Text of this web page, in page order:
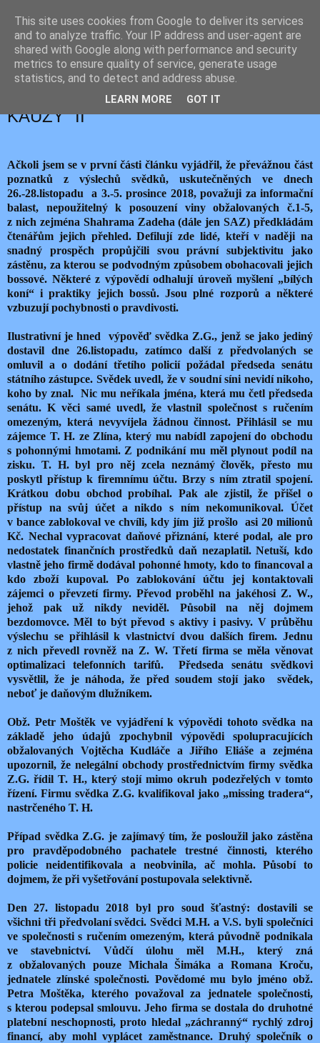
JEMELIK ZDENĚK
úterý 25. prosince 2018
SKOMÍRÁNÍ „VELKÉ DAŇOVÉ
KAUZY“ II
Ačkoli jsem se v první části článku vyjádřil, že převážnou část
poznatků z výslechů svědků, uskutečněných ve dnech
26.-28.listopadu a 3.-5. prosince 2018, považuji za informační
balast, nepoužitelný k posouzení viny obžalovaných č.1-5,
z nich zejména Shahrama Zadeha (dále jen SAZ) předkládám
čtenářům jejich přehled. Defilují zde lidé, kteří v naději na
snadný prospěch propůjčili svou právní subjektivitu jako
zástěnu, za kterou se podvodným způsobem obohacovali jejich
bossové. Některé z výpovědí odhalují úroveň myšlení „bílých
koní“ i praktiky jejich bossů. Jsou plné rozporů a některé
vzbuzují pochybnosti o pravdivosti.
Ilustrativní je hned
výpověď svědka Z.G., jenž se jako jediný
dostavil dne 26.listopadu, zatímco další z předvolaných se
omluvil a o dodání třetího policií požádal předseda senátu
státního zástupce. Svědek uvedl, že v soudní síni nevidí nikoho,
koho by znal. Nic mu neříkala jména, která mu četl předseda
senátu. K věci samé uvedl, že vlastnil společnost s ručením
omezeným, která nevyvíjela žádnou činnost. Přihlásil se mu
zájemce T. H. ze Zlína, který mu nabídl zapojení do obchodu
s pohonnými hmotami. Z podnikání mu měl plynout podíl na
zisku. T. H. byl pro něj zcela neznámý člověk, přesto mu
poskytl přístup k firemnímu účtu. Brzy s ním ztratil spojení.
Krátkou dobu obchod probíhal. Pak ale zjistil, že přišel o
přístup na svůj účet a nikdo s ním nekomunikoval. Účet
v bance zablokoval ve chvíli, kdy jím již prošlo
asi 20 milionů
Kč. Nechal vypracovat daňové přiznání, které podal, ale pro
nedostatek finančních prostředků daň nezaplatil. Netuší, kdo
vlastně jeho firmě dodával pohonné hmoty, kdo to financoval a
kdo zboží kupoval. Po zablokování účtu jej kontaktovali
zájemci o převzetí firmy. Převod proběhl na jakéhosi Z. W.,
jehož pak už nikdy neviděl. Působil na něj dojmem
bezdomovce. Měl to být převod s aktivy i pasivy. V průběhu
výslechu se přihlásil k vlastnictví dvou dalších firem. Jednu
z nich převedl rovněž na Z. W. Třetí firma se měla věnovat
optimalizaci telefonních tarifů.
Předseda senátu svědkovi
vysvětlil, že je náhoda, že před soudem stojí jako
svědek,
neboť je daňovým dlužníkem.
Obž. Petr Moštěk ve vyjádření k výpovědi tohoto svědka na
základě jeho údajů zpochybnil výpovědi spolupracujících
obžalovaných Vojtěcha Kudláče a Jiřího Eliáše a zejména
upozornil, že nelegální obchody prostřednictvím firmy svědka
Z.G. řídil T. H., který stojí mimo okruh podezřelých v tomto
řízení. Firmu svědka Z.G. kvalifikoval jako „missing tradera“,
nastrčeného T. H.
Případ svědka Z.G. je zajímavý tím, že posloužil jako zástěna
pro pravděpodobného pachatele trestné činnosti, kterého
policie neidentifikovala a neobvinila, ač mohla. Působí to
dojmem, že při vyšetřování postupovala selektivně.
Den 27. listopadu 2018 byl pro soud šťastný: dostavili se
všichni tři předvolaní svědci. Svědci M.H. a V.S. byli společníci
ve společnosti s ručením omezeným, která původně podnikala
ve stavebnictví. Vůdčí úlohu měl M.H., který zná
z obžalovaných pouze Michala Šimáka a Romana Kroču,
jednatele zlínské společnosti. Povědomé mu bylo jméno obž.
Petra Moštěka, kterého považoval za jednatele společnosti,
s kterou podepsal smlouvu. Jeho firma se dostala do druhotné
platební neschopnosti, proto hledal „záchranný“ rychlý zdroj
financí, aby mohl vyplácet zaměstnance. Druhý společník o
This site uses cookies from Google to deliver its services
and to analyze traffic. Your IP address and user-agent are
shared with Google along with performance and security
metrics to ensure quality of service, generate usage
statistics, and to detect and address abuse.
LEARN MORE GOT IT